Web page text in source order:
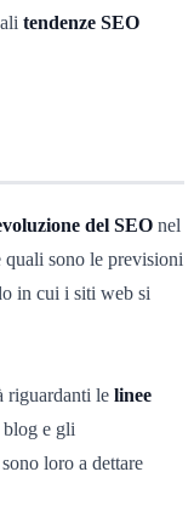
tendenze SEO
del SEO nel
quali sono le previsioni
in cui i siti web si
riguardanti le linee
e gli
loro a dettare